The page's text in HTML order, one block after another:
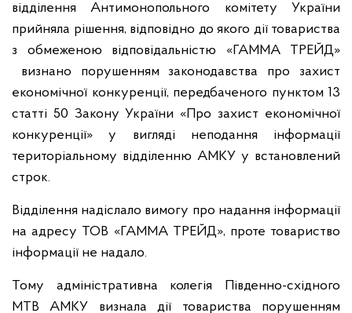
відділення Антимонопольного комітету України
прийняла рішення, відповідно до якого дії товариства
з обмеженою відповідальністю «ГАММА ТРЕЙД»
визнано порушенням законодавства про захист
економічної конкуренції, передбаченого пунктом 13
статті 50 Закону України «Про захист економічної
конкуренції» у вигляді неподання інформації
територіальному відділенню АМКУ у встановлений
строк.
Відділення надіслало вимогу про надання інформації
на адресу ТОВ «ГАММА ТРЕЙД», проте товариство
інформації не надало.
Тому адміністративна колегія Південно-східного
МТВ АМКУ визнала дії товариства порушенням